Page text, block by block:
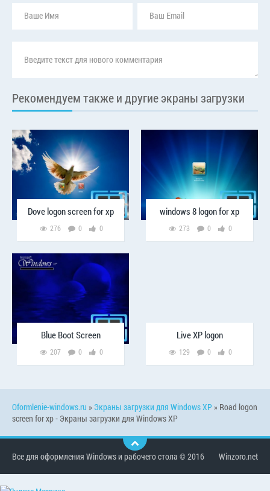
Рекомендуем также и другие экраны загрузки
Dove logon screen for xp
276 0 0
windows 8 logon for xp
273 0 0
Blue Boot Screen
207 0 0
Live XP logon
129 0 0
Oformlenie-windows.ru » Экраны загрузки для Windows XP » Road logon
screen for xp - Экраны загрузки для Windows XP
Все для оформления Windows и рабочего стола © 2016 Winzoro.net